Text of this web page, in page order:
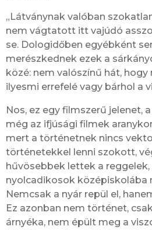
„Látványnak valóban
nem vágtatott itt vajúdó
se. Dologidőben egyébként
merészkednek ezek a
közé: nem valószínű hát,
ilyesmi errefelé vagy bárhol a
Nos, ez egy filmszerű jelenet,
még az ifjúsági filmek
mert a történetnek nincs
történetekkel lenni szokott,
hűvösebbek lettek a reggelek,
nyolcadikosok középiskolába
Nemcsak a nyár repül el,
Ez azonban nem történet,
árnyéka, nem épült meg a